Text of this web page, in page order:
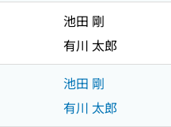
池田 剛
有川 太郎
池田 剛
有川 太郎